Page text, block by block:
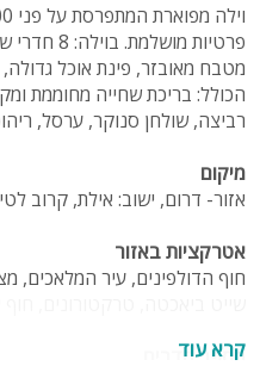
מטבח מאובזר, פינת אוכל
הכולל: בריכת שחייה מחוממת
רביצה, שולחן סנוקר, ערסל,
מיקום
אזור- דרום, ישוב: אילת, קרוב
אטרקציות באזור
חוף הדולפינים, עיר המלאכים,
מספר חדרים
קרא עוד